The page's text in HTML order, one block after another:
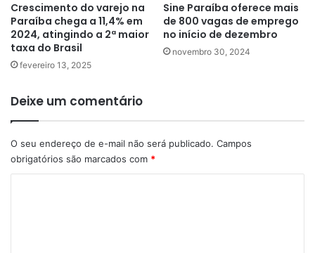
Crescimento do varejo na
Paraíba chega a 11,4% em
2024, atingindo a 2ª maior
taxa do Brasil
fevereiro 13, 2025
Sine Paraíba oferece mais
de 800 vagas de emprego
no início de dezembro
novembro 30, 2024
Deixe um comentário
O seu endereço de e-mail não será publicado. Campos
obrigatórios são marcados com *